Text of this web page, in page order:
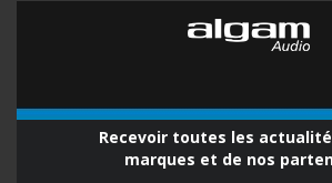
Recevoir toutes les
marques et de nos